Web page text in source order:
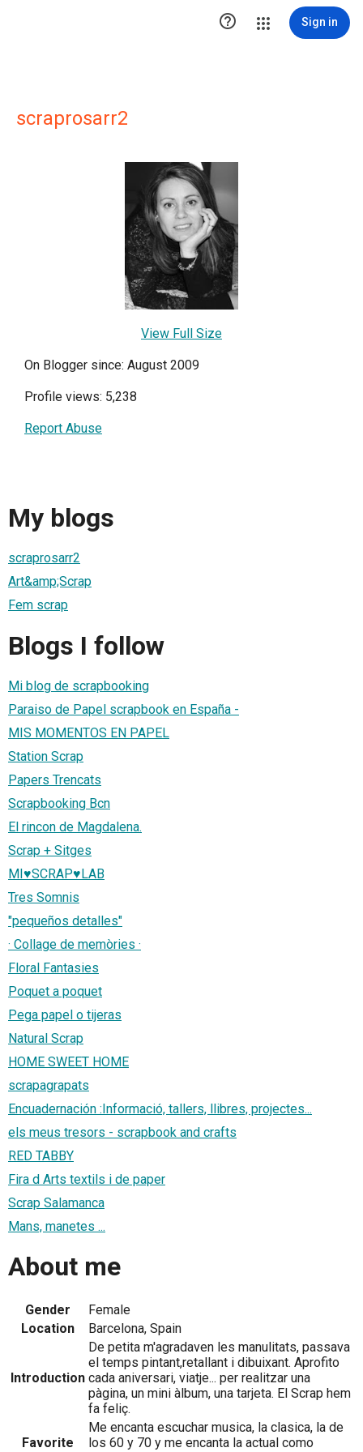
 Sign in
scraprosarr2
View Full Size
On Blogger since: August 2009
Profile views: 5,238
Report Abuse
My blogs
scraprosarr2
Art&amp;Scrap
Fem scrap
Blogs I follow
Mi blog de scrapbooking
Paraiso de Papel scrapbook en España -
MIS MOMENTOS EN PAPEL
Station Scrap
Papers Trencats
Scrapbooking Bcn
El rincon de Magdalena.
Scrap + Sitges
MI♥SCRAP♥LAB
Tres Somnis
"pequeños detalles"
· Collage de memòries ·
Floral Fantasies
Poquet a poquet
Pega papel o tijeras
Natural Scrap
HOME SWEET HOME
scrapagrapats
Encuadernación :Informació, tallers, llibres, projectes...
els meus tresors - scrapbook and crafts
RED TABBY
Fira d Arts textils i de paper
Scrap Salamanca
Mans, manetes ...
About me
Gender
Female
Location
Barcelona, Spain
Introduction
De petita m'agradaven les manulitats, passava
el temps pintant,retallant i dibuixant. Aprofito
cada aniversari, viatje... per realitzar una
pàgina, un mini àlbum, una tarjeta. El Scrap hem
fa feliç.
Favorite
Me encanta escuchar musica, la clasica, la de
los 60 y 70 y me encanta la actual como